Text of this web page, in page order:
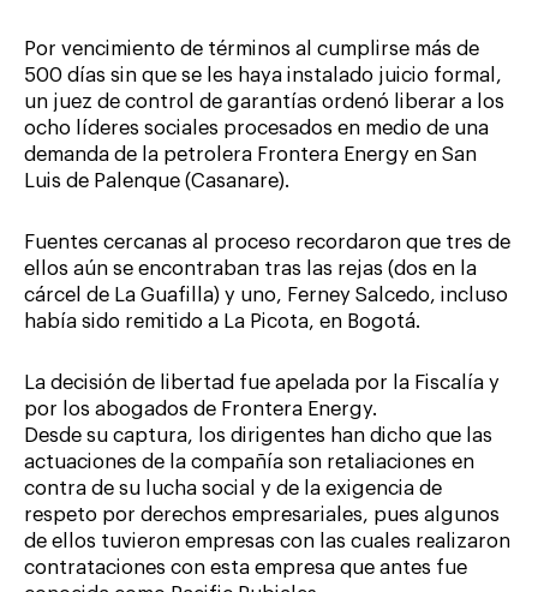
Por vencimiento de términos al cumplirse más de
500 días sin que se les haya instalado juicio formal,
un juez de control de garantías ordenó liberar a los
ocho líderes sociales procesados en medio de una
demanda de la petrolera Frontera Energy en San
Luis de Palenque (Casanare).
Fuentes cercanas al proceso recordaron que tres de
ellos aún se encontraban tras las rejas (dos en la
cárcel de La Guafilla) y uno, Ferney Salcedo, incluso
había sido remitido a La Picota, en Bogotá.
La decisión de libertad fue apelada por la Fiscalía y
por los abogados de Frontera Energy.
Desde su captura, los dirigentes han dicho que las
actuaciones de la compañía son retaliaciones en
contra de su lucha social y de la exigencia de
respeto por derechos empresariales, pues algunos
de ellos tuvieron empresas con las cuales realizaron
contrataciones con esta empresa que antes fue